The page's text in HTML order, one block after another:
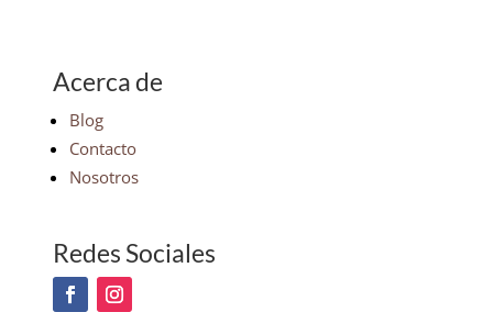
Acerca de
Blog
Contacto
Nosotros
Redes Sociales